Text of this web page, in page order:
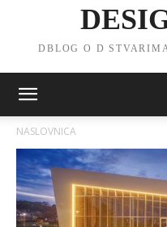
DBLOG O D
NASLOVNICA